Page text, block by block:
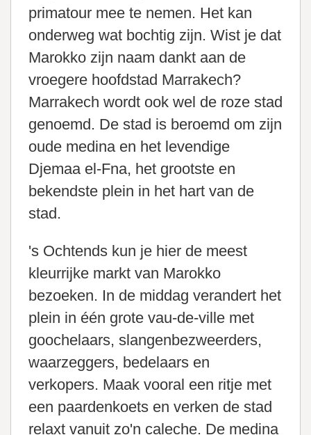
primatour mee te nemen. Het kan
onderweg wat bochtig zijn. Wist je dat
Marokko zijn naam dankt aan de
vroegere hoofdstad Marrakech?
Marrakech wordt ook wel de roze stad
genoemd. De stad is beroemd om zijn
oude medina en het levendige
Djemaa el-Fna, het grootste en
bekendste plein in het hart van de
stad.
's Ochtends kun je hier de meest
kleurrijke markt van Marokko
bezoeken. In de middag verandert het
plein in één grote vau-de-ville met
goochelaars, slangenbezweerders,
waarzeggers, bedelaars en
verkopers. Maak vooral een ritje met
een paardenkoets en verken de stad
relaxt vanuit zo'n caleche. De medina